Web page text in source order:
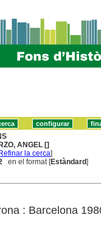
ANGEL []
la cerca]
en el format [Estàndard]
: Barcelona